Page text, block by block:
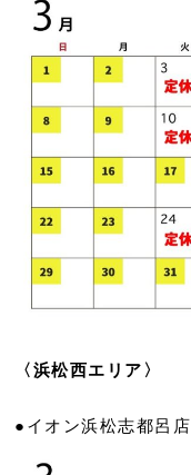
〈浜松西エリア〉
●イオン浜松志都呂店